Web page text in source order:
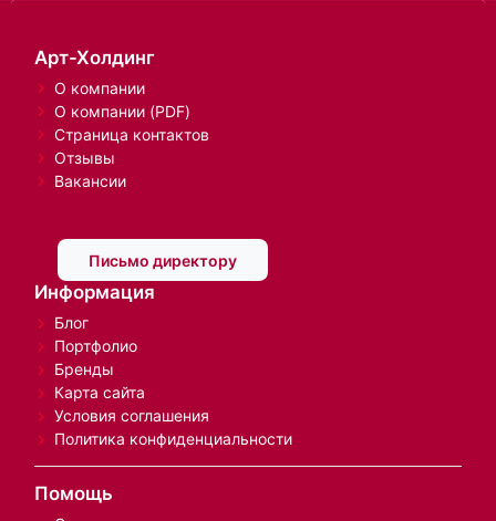
Арт-Холдинг
О компании
О компании (PDF)
Страница контактов
Отзывы
Вакансии
Письмо директору
Информация
Блог
Портфолио
Бренды
Карта сайта
Условия соглашения
Политика конфиденциальности
Помощь